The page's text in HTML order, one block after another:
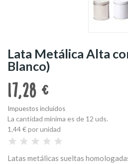
Lata Metálica Alta
Blanco)
17,28 €
Impuestos incluidos
La cantidad mínima es de 12 uds.
1,44 €por unidad
Latas metálicas sueltas